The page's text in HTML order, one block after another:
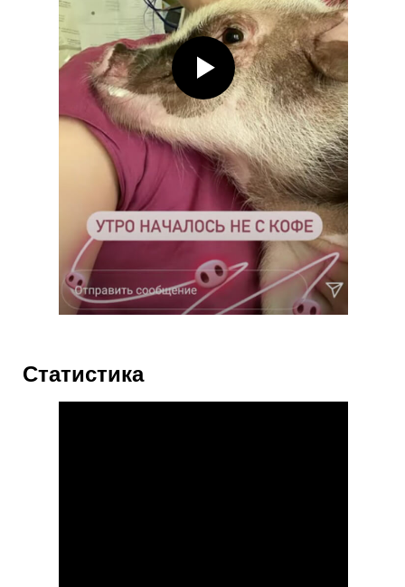
Статистика